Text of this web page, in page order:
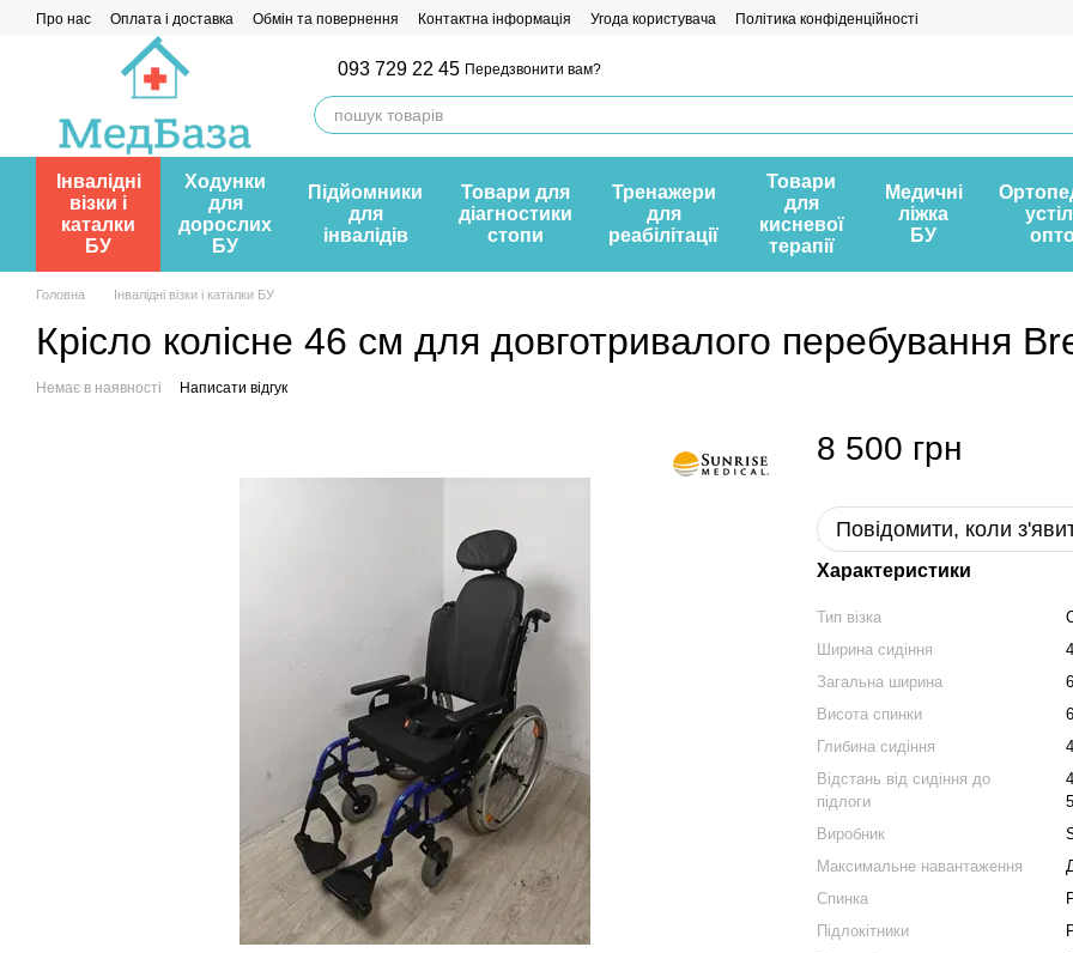
Перейти до основного контенту
Про нас Оплата і доставка Обмін та повернення Контактна інформація Угода користувача Політика конфіденційності
093 729 22 45 Передзвонити вам?
Інвалідні
візки і
каталки
БУ
Ходунки
для
дорослих
БУ
Підйомники
для
інвалідів
Товари для
діагностики
стопи
Тренажери
для
реабілітації
Товари
для
кисневої
терапії
Медичні
ліжка
БУ
Головна Інвалідні візки і каталки БУ
Крісло колісне 46 см для довготривалого перебування
Немає в наявності Написати відгук
8 500 грн
Повідомити, коли
Характеристики
Тип візка
Ширина сидіння
Загальна ширина
Висота спинки
Глибина сидіння
Відстань від сидіння до
підлоги
Виробник
Максимальне навантаження
Спинка
Підлокітники